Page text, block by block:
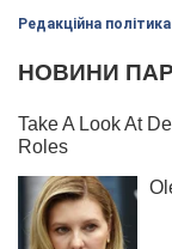
Редакційна політика